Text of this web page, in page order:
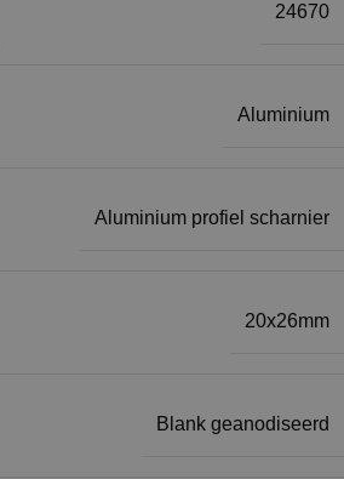
24670
Aluminium
Aluminium profiel scharnier
20x26mm
Blank geanodiseerd